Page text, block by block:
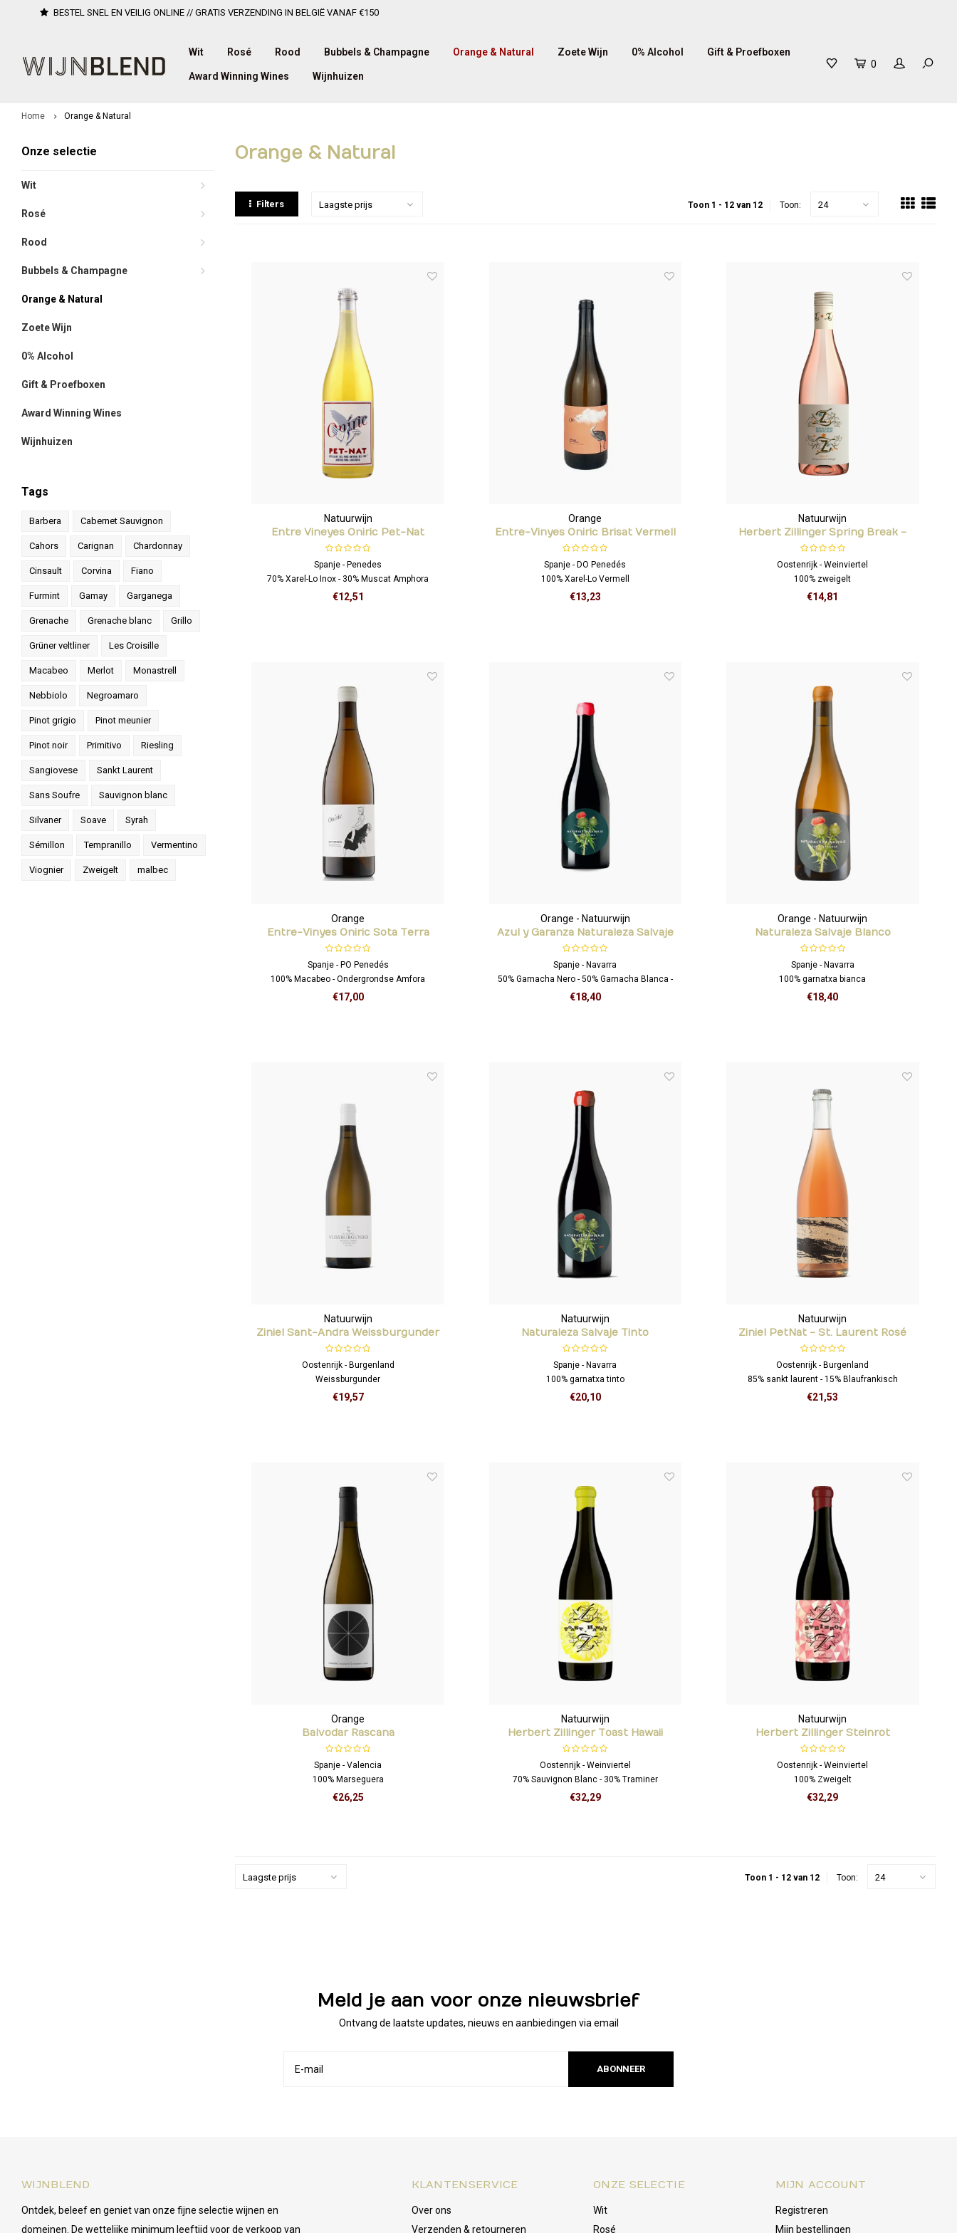
BESTEL SNEL EN VEILIG ONLINE // GRATIS VERZENDING IN BELGIË VANAF €150
Wit Rosé Rood Bubbels & Champagne Orange & Natural Zoete Wijn 0% Alcohol Gift & Proefboxen
Award Winning Wines Wijnhuizen
0
Home Orange & Natural
Onze selectie
Wit
Rosé
Rood
Bubbels & Champagne
Orange & Natural
Zoete Wijn
0% Alcohol
Gift & Proefboxen
Award Winning Wines
Wijnhuizen
Tags
Barbera Cabernet Sauvignon
Cahors Carignan Chardonnay
Cinsault Corvina Fiano
Furmint Gamay Garganega
Grenache Grenache blanc Grillo
Grüner veltliner Les Croisille
Macabeo Merlot Monastrell
Nebbiolo Negroamaro
Pinot grigio Pinot meunier
Pinot noir Primitivo Riesling
Sangiovese Sankt Laurent
Sans Soufre Sauvignon blanc
Silvaner Soave Syrah
Sémillon Tempranillo Vermentino
Viognier Zweigelt malbec
Orange & Natural
Filters Laagste prijs Toon 1 - 12 van 12 Toon: 24
Natuurwijn
Entre Vineyes Oniric Pet-Nat
Spanje - Penedes
70% Xarel-Lo Inox - 30% Muscat Amphora
€12,51
Orange
Entre-Vinyes Oniric Brisat Vermell
Spanje - DO Penedés
100% Xarel-Lo Vermell
€13,23
Natuurwijn
Herbert Zillinger Spring Break -
Zweigelt
Oostenrijk - Weinviertel
100% zweigelt
€14,81
Orange
Entre-Vinyes Oniric Sota Terra
Spanje - PO Penedés
100% Macabeo - Ondergrondse Amfora
€17,00
Orange - Natuurwijn
Azul y Garanza Naturaleza Salvaje
Clarete
Spanje - Navarra
50% Garnacha Nero - 50% Garnacha Blanca -
Amfora
€18,40
Orange - Natuurwijn
Naturaleza Salvaje Blanco
Spanje - Navarra
100% garnatxa bianca
€18,40
Natuurwijn
Ziniel Sant-Andra Weissburgunder
Oostenrijk - Burgenland
Weissburgunder
€19,57
Natuurwijn
Naturaleza Salvaje Tinto
Spanje - Navarra
100% garnatxa tinto
€20,10
Natuurwijn
Ziniel PetNat - St. Laurent Rosé
Oostenrijk - Burgenland
85% sankt laurent - 15% Blaufrankisch
€21,53
Orange
Balvodar Rascana
Spanje - Valencia
100% Marseguera
€26,25
Natuurwijn
Herbert Zillinger Toast Hawaii
Oostenrijk - Weinviertel
70% Sauvignon Blanc - 30% Traminer
€32,29
Natuurwijn
Herbert Zillinger Steinrot
Oostenrijk - Weinviertel
100% Zweigelt
€32,29
Laagste prijs Toon 1 - 12 van 12 Toon: 24
Meld je aan voor onze nieuwsbrief
Ontvang de laatste updates, nieuws en aanbiedingen via email
ABONNEER
WIJNBLEND
Ontdek, beleef en geniet van onze fijne selectie wijnen en
domeinen. De wettelijke minimum leeftijd voor de verkoop van
KLANTENSERVICE
Over ons
Verzenden & retourneren
ONZE SELECTIE
Wit
Rosé
MIJN ACCOUNT
Registreren
Mijn bestellingen